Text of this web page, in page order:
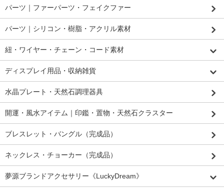
パーツ｜ファーパーツ・フェイクファー
パーツ｜シリコン・樹脂・アクリル素材
紐・ワイヤー・チェーン・コード素材
ディスプレイ用品・収納雑貨
水晶プレート・天然石調理器具
開運・風水アイテム｜印鑑・置物・天然石クラスター
ブレスレット・バングル（完成品）
ネックレス・チョーカー（完成品）
夢源ブランドアクセサリー《LuckyDream》